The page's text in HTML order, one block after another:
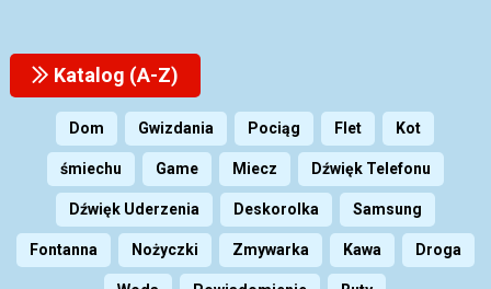
Katalog (A-Z)
Dom Gwizdania Pociąg Flet Kot
śmiechu Game Miecz Dźwięk Telefonu
Dźwięk Uderzenia Deskorolka Samsung
Fontanna Nożyczki Zmywarka Kawa Droga